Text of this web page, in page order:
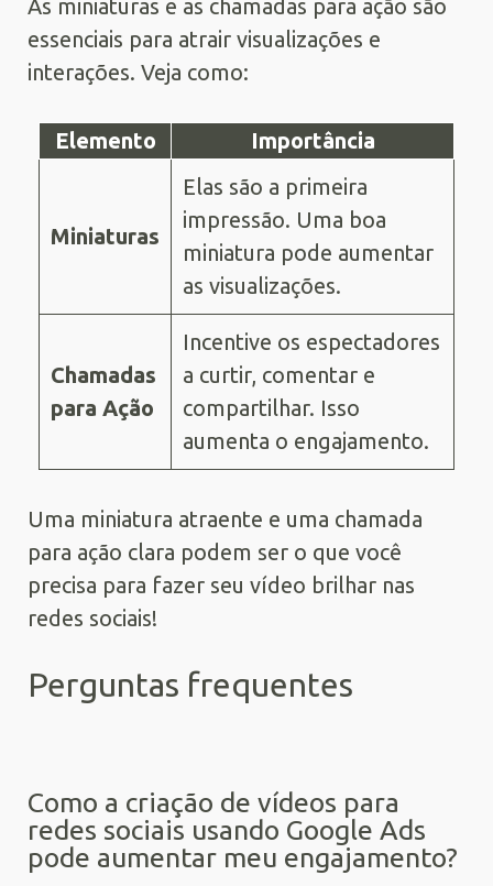
As miniaturas e as chamadas para ação são
essenciais para atrair visualizações e
interações. Veja como:
Elemento Importância
Miniaturas
Elas são a primeira
impressão. Uma boa
miniatura pode aumentar
as visualizações.
Chamadas
para Ação
Incentive os espectadores
a curtir, comentar e
compartilhar. Isso
aumenta o engajamento.
Uma miniatura atraente e uma chamada
para ação clara podem ser o que você
precisa para fazer seu vídeo brilhar nas
redes sociais!
Perguntas frequentes
Como a criação de vídeos para
redes sociais usando Google Ads
pode aumentar meu engajamento?